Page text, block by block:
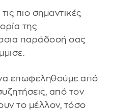
πιο σημαντικές
της
παράδοσή σας
επωφεληθούμε από
από τον
το μέλλον, τόσο